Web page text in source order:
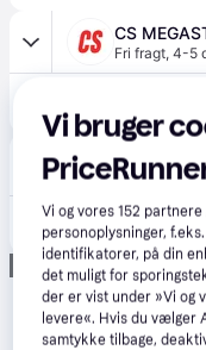
CS
Fri fragt, 4-5
Lomax
Bestillingsvare
Securit Udendørs
Annonce
Vi bruger
Vi og vores152 partnere
personoplysninger,
identifikatorer, på din
det muligt for
der er vist under »Vi og
levere«. Hvis du
samtykke tilbage,